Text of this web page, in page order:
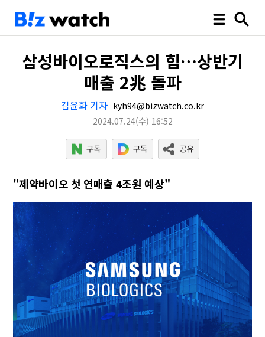
삼성바이오로직스의 힘…상반기
매출 2兆 돌파
김윤화 기자 kyh94@bizwatch.co.kr
2024.07.24(수) 16:52
"제약바이오 첫 연매출 4조원 예상"